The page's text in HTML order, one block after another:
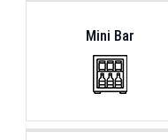
Mini Bar